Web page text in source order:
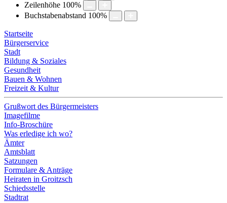
Zeilenhöhe 100%
Buchstabenabstand 100%
Startseite
Bürgerservice
Stadt
Bildung & Soziales
Gesundheit
Bauen & Wohnen
Freizeit & Kultur
Grußwort des Bürgermeisters
Imagefilme
Info-Broschüre
Was erledige ich wo?
Ämter
Amtsblatt
Satzungen
Formulare & Anträge
Heiraten in Groitzsch
Schiedsstelle
Stadtrat